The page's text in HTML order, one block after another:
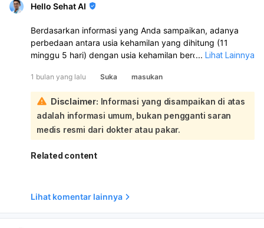
Hello Sehat AI
Berdasarkan informasi yang Anda sampaikan, adanya
perbedaan antara usia kehamilan yang dihitung (11
minggu 5 hari) dengan usia kehamilan berdasarkan USG
kehamilan tanpa janin, serta flek coklat yang muncul,
perlu menjadi perhatian serius:
Kondisi ini bisa mengindikasikan beberapa hal, salah
satunya adalah kehamilan kosong ataublighted ovum
Kehamilan kosong terjadi ketika kantung kehamilan
terbentuk dan tumbuh, namun embrio atau janin tidak
berkembang di dalamnya. Pada usia kehamilan 6 minggu,
janin, ini bisa menjadi tanda kehamilan kosong. Flek
coklat yang Anda alami seminggu setelah USG juga bisa
... Lihat Lainnya
1 bulan yang lalu Suka masukan
Disclaimer: Informasi yang disampaikan di atas
adalah informasi umum, bukan pengganti saran
medis resmi dari dokter atau pakar.
Related content
Lihat komentar lainnya